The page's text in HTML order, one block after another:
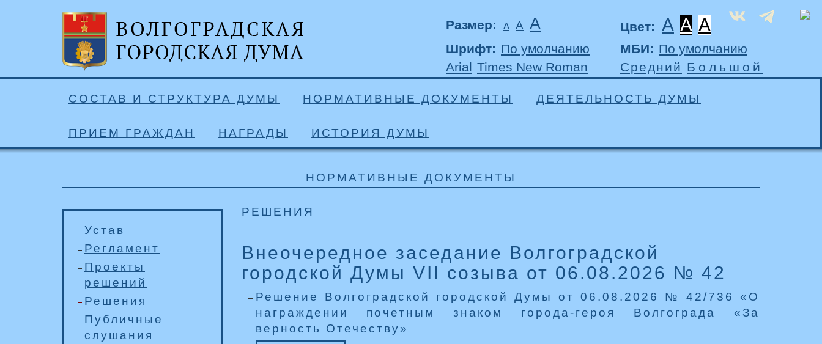
Размер: А А А Цвет: A A A
Шрифт: По умолчанию
Arial Times New Roman
МБИ: По умолчанию
Средний Большой
СОСТАВ И СТРУКТУРА ДУМЫ НОРМАТИВНЫЕ ДОКУМЕНТЫ ДЕЯТЕЛЬНОСТЬ ДУМЫ
ПРИЕМ ГРАЖДАН НАГРАДЫ ИСТОРИЯ ДУМЫ
НОРМАТИВНЫЕ ДОКУМЕНТЫ
Устав
Регламент
Проекты
решений
Решения
Публичные
слушания
РЕШЕНИЯ
Внеочередное заседание Волгоградской
городской Думы VII созыва от 06.08.2026 № 42
Решение Волгоградской городской Думы от 06.08.2026 № 42/736 «О
награждении почетным знаком города-героя Волгограда «За
верность Отечеству»